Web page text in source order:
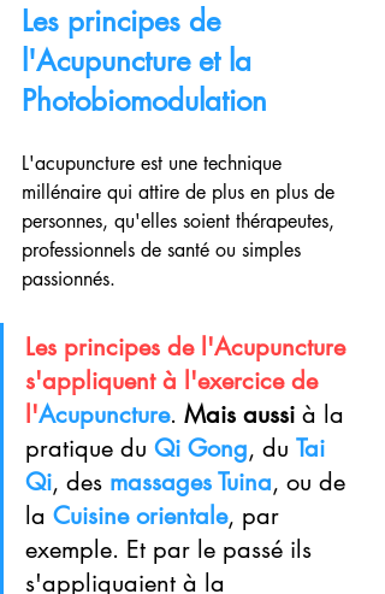
Les principes de
l'Acupuncture et la
Photobiomodulation
L'acupuncture est une technique
millénaire qui attire de plus en plus de
personnes, qu'elles soient thérapeutes,
professionnels de santé ou simples
passionnés.
Les principes de l'Acupuncture
s'appliquent à l'exercice de
l'Acupuncture. Mais aussi à la
pratique du Qi Gong, du Tai
Qi, des massages Tuina, ou de
la Cuisine orientale, par
exemple. Et par le passé ils
s'appliquaient à la